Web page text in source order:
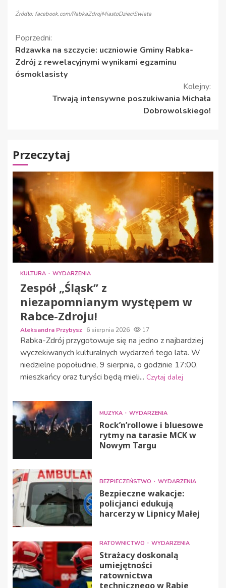
Źródło: facebook.com/RabkaZdrojMiastoDzieciSwiata
Kontynuuj
czytanie
Poprzedni:
Rdzawka na szczycie: uczniowie Gminy Rabka-
Zdrój z rewelacyjnymi wynikami egzaminu
ósmoklasisty
Kolejny:
Trwają intensywne poszukiwania Michała
Dobrowolskiego!
Przeczytaj
KULTURA WYDARZENIA
Zespół „Śląsk” z
niezapomnianym występem w
Rabce-Zdroju!
Aleksandra Przybysz 6 sierpnia 2026 17
Rabka-Zdrój przygotowuje się na jedno z najbardziej
wyczekiwanych kulturalnych wydarzeń tego lata. W
niedzielne popołudnie, 9 sierpnia, o godzinie 17:00,
mieszkańcy oraz turyści będą mieli... Czytaj dalej
MUZYKA WYDARZENIA
Rock’n’rollowe i bluesowe
rytmy na tarasie MCK w
Nowym Targu
BEZPIECZEŃSTWO WYDARZENIA
Bezpieczne wakacje:
policjanci edukują
harcerzy w Lipnicy Małej
RATOWNICTWO WYDARZENIA
Strażacy doskonalą
umiejętności
ratownictwa
technicznego w Rabie